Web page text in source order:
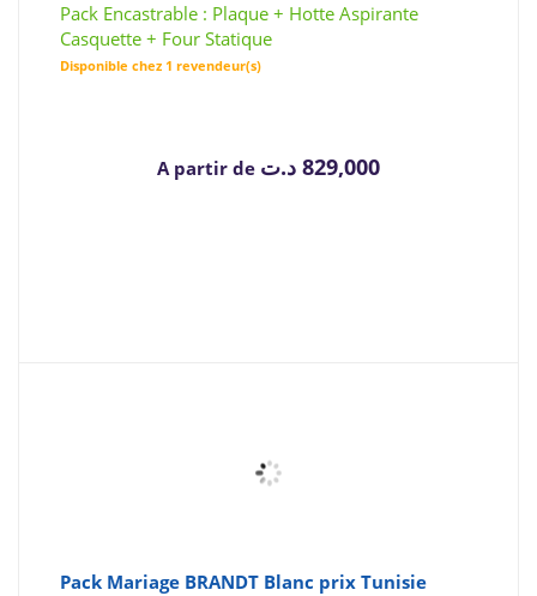
Pack Encastrable : Plaque + Hotte Aspirante
Casquette + Four Statique
Disponible chez 1 revendeur(s)
A partir de 829,000 د.ت
Pack Mariage BRANDT Blanc prix Tunisie